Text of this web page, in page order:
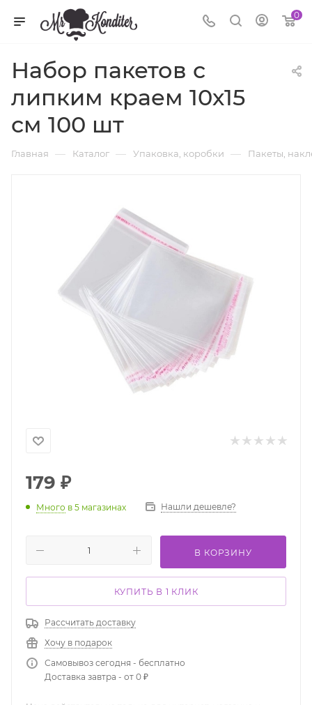
0
Набор пакетов с
липким краем 10х15
см 100 шт
Главная — Каталог — Упаковка, коробки — Пакеты,
179 ₽
Много в 5 магазинах Нашли дешевле?
В КОРЗИНУ
КУПИТЬ В 1 КЛИК
Рассчитать доставку
Хочу в подарок
Самовывоз сегодня - бесплатно
Доставка завтра - от 0 ₽